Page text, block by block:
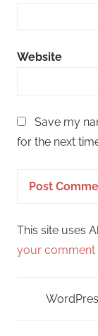
Website
Save my
for the next
This site uses
your comment